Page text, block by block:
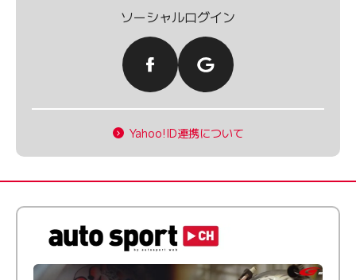
ソーシャルログイン
Yahoo!ID連携について